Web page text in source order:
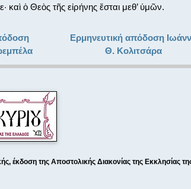
καὶ ὁ Θεὸς τῆς εἰρήνης ἔσται μεθ’ ὑμῶν.
Ερμηνευτική απόδοση
Θ. Κολιτσάρα
έκδοση της Αποστολικής Διακονίας της Εκκλησίας